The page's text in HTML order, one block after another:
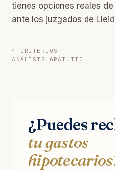
tienes opciones reales
ante los juzgados de
4 CRITERIOS
ANÁLISIS GRATUITO
¿Puedes
tu gastos